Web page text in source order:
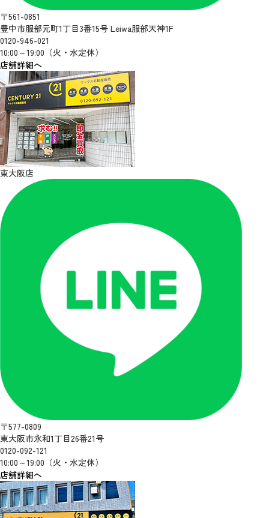
〒561-0851
豊中市服部元町1丁目3番15号 Leiwa服部天神1F
0120-946-021
10:00～19:00（火・水定休）
店舗詳細へ
東大阪店
〒577-0809
東大阪市永和1丁目26番21号
0120-092-121
10:00～19:00（火・水定休）
店舗詳細へ